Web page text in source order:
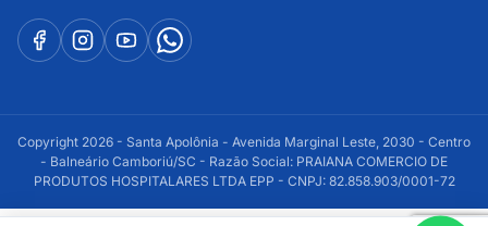
Copyright 2026 - Santa Apolônia - Avenida Marginal Leste, 2030 - Centro
- Balneário Camboriú/SC - Razão Social: PRAIANA COMERCIO DE
PRODUTOS HOSPITALARES LTDA EPP - CNPJ: 82.858.903/0001-72